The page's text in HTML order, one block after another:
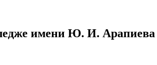
имени Ю. И.